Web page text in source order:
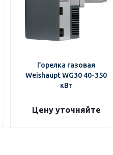
Горелка газовая
Weishaupt WG30 40-350
кВт
Цену уточняйте